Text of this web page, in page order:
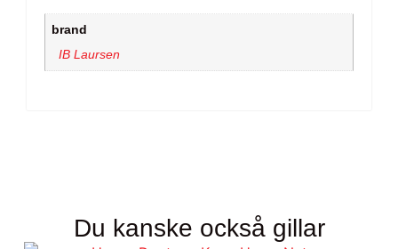
brand
IB Laursen
Du kanske också gillar